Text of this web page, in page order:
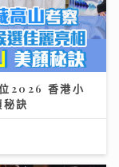
2026 香港小
訣